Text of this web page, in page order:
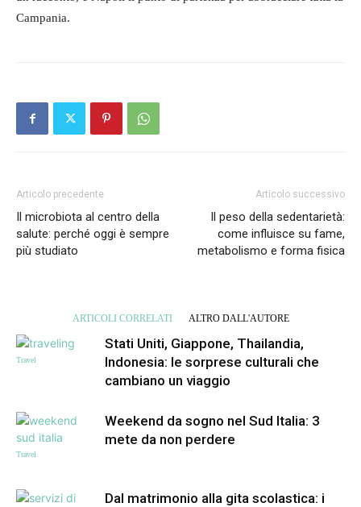
Campania.
Articolo precedente
Il microbiota al centro della
salute: perché oggi è sempre
più studiato
Articolo successivo
Il peso della sedentarietà:
come influisce su fame,
metabolismo e forma fisica
ARTICOLI CORRELATI ALTRO DALL'AUTORE
Travel
Stati Uniti, Giappone, Thailandia,
Indonesia: le sorprese culturali che
cambiano un viaggio
Travel
Weekend da sogno nel Sud Italia: 3
mete da non perdere
Dal matrimonio alla gita scolastica: i